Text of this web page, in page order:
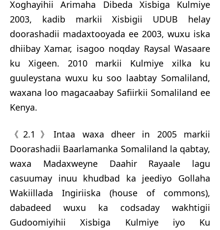
Xoghayihii Arimaha Dibeda Xisbiga Kulmiye
2003, kadib markii Xisbigii UDUB helay
doorashadii madaxtooyada ee 2003, wuxu iska
dhiibay Xamar, isagoo noqday Raysal Wasaare
ku Xigeen. 2010 markii Kulmiye xilka ku
guuleystana wuxu ku soo laabtay Somaliland,
waxana loo magacaabay Safiirkii Somaliland ee
Kenya.
《2.1》Intaa waxa dheer in 2005 markii
Doorashadii Baarlamanka Somaliland la qabtay,
waxa Madaxweyne Daahir Rayaale lagu
casuumay inuu khudbad ka jeediyo Gollaha
Wakiillada Ingiriiska (house of commons),
dabadeed wuxu ka codsaday wakhtigii
Gudoomiyihii Xisbiga Kulmiye iyo Ku